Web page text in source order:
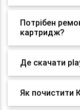
Потрібен
картридж?
Де скачати
Як почистити